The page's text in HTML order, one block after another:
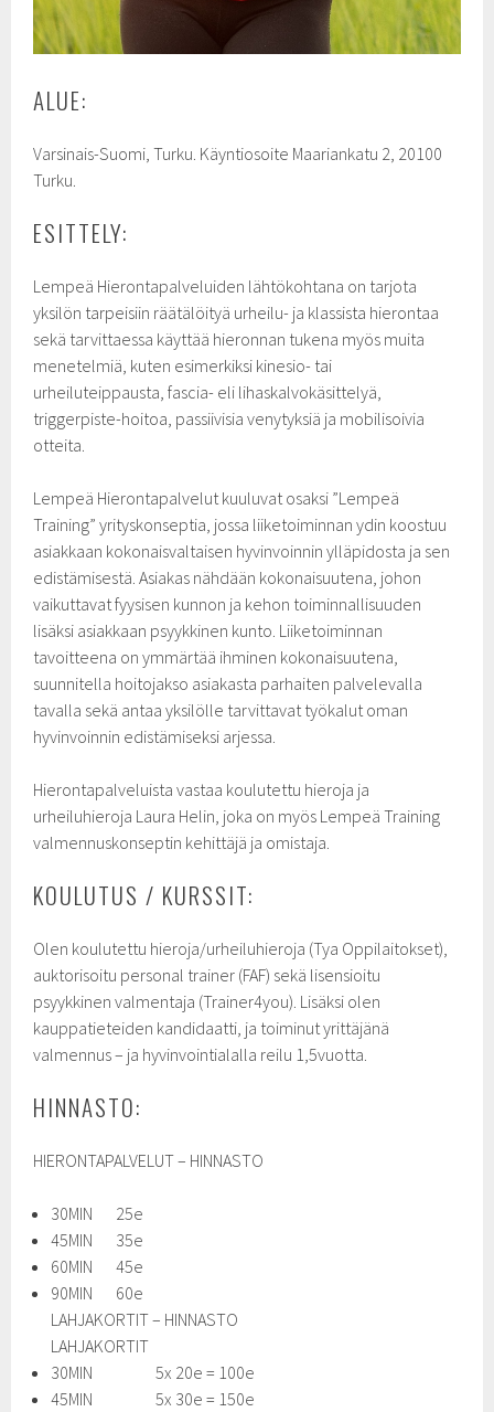
ALUE:
Varsinais-Suomi, Turku. Käyntiosoite Maariankatu 2, 20100
Turku.
ESITTELY:
Lempeä Hierontapalveluiden lähtökohtana on tarjota
yksilön tarpeisiin räätälöityä urheilu- ja klassista hierontaa
sekä tarvittaessa käyttää hieronnan tukena myös muita
menetelmiä, kuten esimerkiksi kinesio- tai
urheiluteippausta, fascia- eli lihaskalvokäsittelyä,
triggerpiste-hoitoa, passiivisia venytyksiä ja mobilisoivia
otteita.
Lempeä Hierontapalvelut kuuluvat osaksi ”Lempeä
Training” yrityskonseptia, jossa liiketoiminnan ydin koostuu
asiakkaan kokonaisvaltaisen hyvinvoinnin ylläpidosta ja sen
edistämisestä. Asiakas nähdään kokonaisuutena, johon
vaikuttavat fyysisen kunnon ja kehon toiminnallisuuden
lisäksi asiakkaan psyykkinen kunto. Liiketoiminnan
tavoitteena on ymmärtää ihminen kokonaisuutena,
suunnitella hoitojakso asiakasta parhaiten palvelevalla
tavalla sekä antaa yksilölle tarvittavat työkalut oman
hyvinvoinnin edistämiseksi arjessa.
Hierontapalveluista vastaa koulutettu hieroja ja
urheiluhieroja Laura Helin, joka on myös Lempeä Training
valmennuskonseptin kehittäjä ja omistaja.
KOULUTUS / KURSSIT:
Olen koulutettu hieroja/urheiluhieroja (Tya Oppilaitokset),
auktorisoitu personal trainer (FAF) sekä lisensioitu
psyykkinen valmentaja (Trainer4you). Lisäksi olen
kauppatieteiden kandidaatti, ja toiminut yrittäjänä
valmennus – ja hyvinvointialalla reilu 1,5vuotta.
HINNASTO:
HIERONTAPALVELUT – HINNASTO
30MIN 25e
45MIN 35e
60MIN 45e
90MIN 60e
LAHJAKORTIT – HINNASTO
LAHJAKORTIT
30MIN 5x 20e = 100e
45MIN 5x 30e = 150e